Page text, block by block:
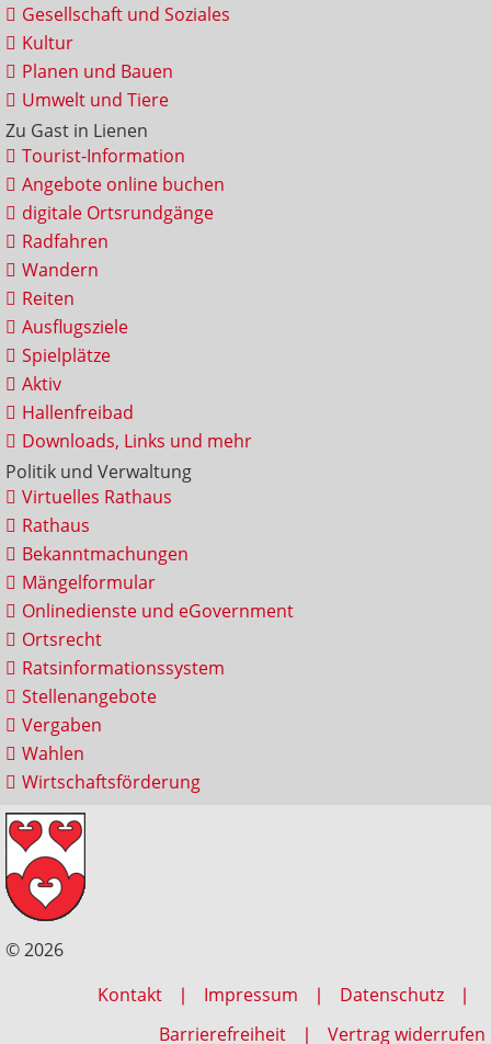
Gesellschaft und Soziales
Kultur
Planen und Bauen
Umwelt und Tiere
Zu Gast in Lienen
Tourist-Information
Angebote online buchen
digitale Ortsrundgänge
Radfahren
Wandern
Reiten
Ausflugsziele
Spielplätze
Aktiv
Hallenfreibad
Downloads, Links und mehr
Politik und Verwaltung
Virtuelles Rathaus
Rathaus
Bekanntmachungen
Mängelformular
Onlinedienste und eGovernment
Ortsrecht
Ratsinformationssystem
Stellenangebote
Vergaben
Wahlen
Wirtschaftsförderung
© 2026
Kontakt
Impressum
Datenschutz
Barrierefreiheit
Vertrag widerrufen